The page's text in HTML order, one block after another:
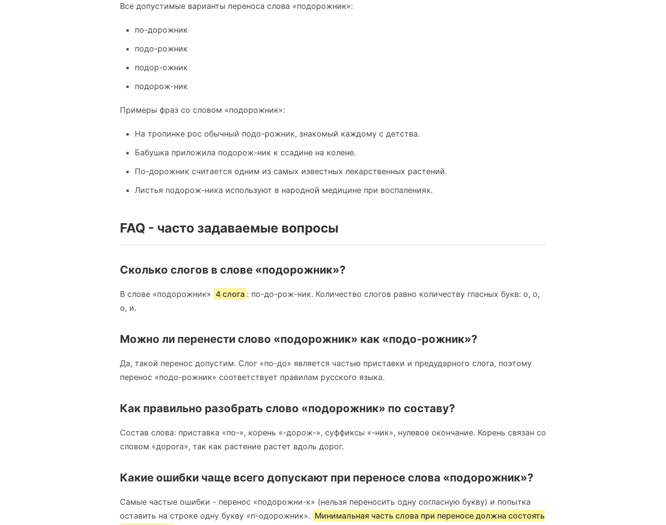
Все допустимые варианты переноса слова «подорожник»:
по-дорожник
подо-рожник
подор-ожник
подорож-ник
Примеры фраз со словом «подорожник»:
На тропинке рос обычный подо-рожник, знакомый каждому с детства.
Бабушка приложила подорож-ник к ссадине на колене.
По-дорожник считается одним из самых известных лекарственных растений.
Листья подорож-ника используют в народной медицине при воспалениях.
FAQ - часто задаваемые вопросы
Сколько слогов в слове «подорожник»?
В слове «подорожник» 4 слога : по-до-рож-ник. Количество слогов равно количеству гласных букв: о, о,
о, и.
Можно ли перенести слово «подорожник» как «подо-рожник»?
Да, такой перенос допустим. Слог «по-до» является частью приставки и предударного слога, поэтому
перенос «подо-рожник» соответствует правилам русского языка.
Как правильно разобрать слово «подорожник» по составу?
Состав слова: приставка «по-», корень «-дорож-», суффиксы «-ник», нулевое окончание. Корень связан со
словом «дорога», так как растение растет вдоль дорог.
Какие ошибки чаще всего допускают при переносе слова «подорожник»?
Самые частые ошибки - перенос «подорожни-к» (нельзя переносить одну согласную букву) и попытка
оставить на строке одну букву «п-одорожник». Минимальная часть слова при переносе должна состоять